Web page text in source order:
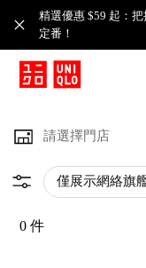
精選優惠 $59 起：
定番！​
請選擇門店
僅展示網絡旗
0 件